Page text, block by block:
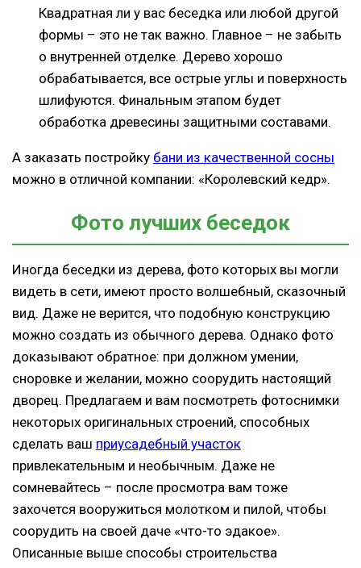
Квадратная ли у вас беседка или любой другой
формы – это не так важно. Главное – не забыть
о внутренней отделке. Дерево хорошо
обрабатывается, все острые углы и поверхность
шлифуются. Финальным этапом будет
обработка древесины защитными составами.
А заказать постройку бани из качественной сосны
можно в отличной компании: «Королевский кедр».
Фото лучших беседок
Иногда беседки из дерева, фото которых вы могли
видеть в сети, имеют просто волшебный, сказочный
вид. Даже не верится, что подобную конструкцию
можно создать из обычного дерева. Однако фото
доказывают обратное: при должном умении,
сноровке и желании, можно соорудить настоящий
дворец. Предлагаем и вам посмотреть фотоснимки
некоторых оригинальных строений, способных
сделать ваш приусадебный участок
привлекательным и необычным. Даже не
сомневайтесь – после просмотра вам тоже
захочется вооружиться молотком и пилой, чтобы
соорудить на своей даче «что-то эдакое».
Описанные выше способы строительства